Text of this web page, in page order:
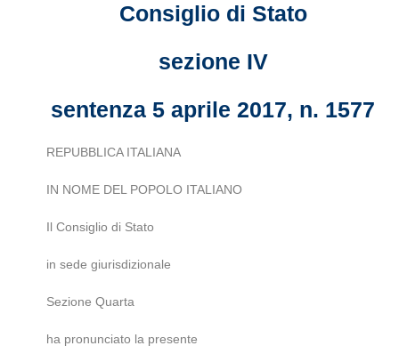
Consiglio di Stato
sezione IV
sentenza 5 aprile 2017, n. 1577
REPUBBLICA ITALIANA
IN NOME DEL POPOLO ITALIANO
Il Consiglio di Stato
in sede giurisdizionale
Sezione Quarta
ha pronunciato la presente